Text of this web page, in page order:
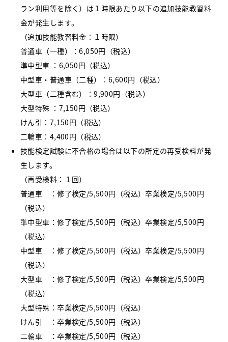
ラン利用等を除く）は１時限あたり以下の追加技能教習料
金が発生します。
（追加技能教習料金：１時限）
普通車（一種）：6,050円（税込）
準中型車 ：6,050円（税込）
中型車・普通車（二種）：6,600円（税込）
大型車（二種含む）：9,900円（税込）
大型特殊 ：7,150円（税込）
けん引：7,150円（税込）
二輪車：4,400円（税込）
技能検定試験に不合格の場合は以下の所定の再受検料が発
生します。
（再受検料：１回）
普通車 ：修了検定/5,500円（税込）卒業検定/5,500円
（税込）
準中型車：修了検定/5,500円（税込）卒業検定/5,500円
（税込）
中型車 ：修了検定/5,500円（税込）卒業検定/5,500円
（税込）
大型車 ：修了検定/5,500円（税込）卒業検定/5,500円
（税込）
大型特殊：卒業検定/5,500円（税込）
けん引 ：卒業検定/5,500円（税込）
二輪車 ：卒業検定/5,500円（税込）